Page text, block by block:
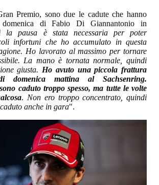
Premio, sono due le cadute che hanno
domenica di Fabio Di Giannantonio in
la pausa è stata necessaria per poter
infortuni che ho accumulato in questa
Ho lavorato al massimo per tornare
La mano è tornata normale, quindi
giusta. Ho avuto una piccola frattura
domenica mattina al Sachsenring.
caduto troppo spesso, ma tutte le volte
. Non ero troppo concentrato, quindi
anche in gara".